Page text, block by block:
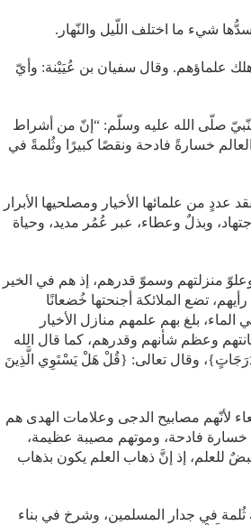
شيء ما اختلف اللّيل والنّهار.
علماؤهم. وقال سفيان بن عُيَيْنة: وأيّ
صلّى الله عليه وسلّم: “إنّ من أشراط
خسارةً فادحة ونقصًا كبيرًا وثُلمةً في
عددٍ من علمائها الأخيار ومصلحيها الأبرار
وبذلٌ وعطاء، عبر عُمُر مديد، وحياة
منزلتهم وسموّ قدرهم، إذ هم في الخير
تضع الملائكة أجنحتها خُضعانًا
بلغ بهم علمهم منازل الأخيار
وعظم شأنهم وقدرهم، كما قال الله
دَرَجَاتٍ}، وقال تعالى: {قُلْ هَلْ يَسْتَوِي الَّذِينَ
لأنّهم مصابيح الدجى وعلامات الهدى هم
خسارة فادحة، وموتهم مصيبة عظيمة،
قبضٌ للعلم، إذ إنَّ ذهاب العلم يكون بذهاب
في جدار المسلمين، وشرخ في بناء